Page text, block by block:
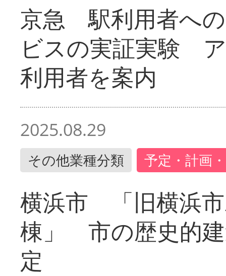
京急 駅利用者へ
ビスの実証実験
利用者を案内
2025.08.29
その他業種分類 予定・計画
横浜市 「旧横浜
棟」 市の歴史的
定